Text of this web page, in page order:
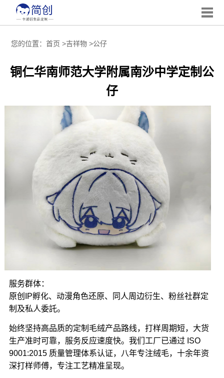
您的位置： 首页 >吉祥物>公仔
铜仁华南师范大学附属南沙中学定制公
仔
服务群体：
原创IP孵化、动漫角色还原、同人周边衍生、粉丝社群定
制及私人委託。
始终坚持高品质的定制毛绒产品路线，打样周期短，大货
生产准时可靠，服务反应速度快。我们工厂已通过 ISO
9001:2015 质量管理体系认证，八年专注绒毛，十余年资
深打样师傅，专注工艺精准呈现。